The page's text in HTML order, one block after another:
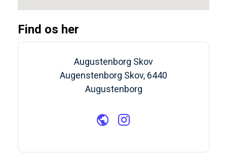
Find os her
Augustenborg Skov
Augenstenborg Skov, 6440
Augustenborg